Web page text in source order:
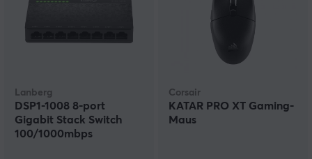
Lanberg
DSP1-1008 8-port
Gigabit Stack Switch
100/1000mbps
Corsair
KATAR PRO XT Gaming-
Maus